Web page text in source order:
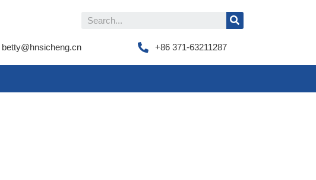
betty@hnsicheng.cn +86 371-63211287